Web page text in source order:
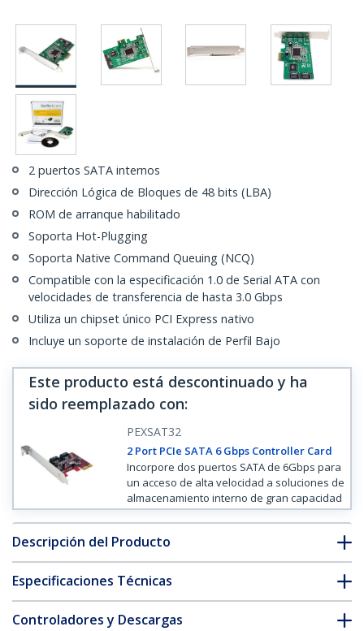
2 puertos SATA internos
Dirección Lógica de Bloques de 48 bits (LBA)
ROM de arranque habilitado
Soporta Hot-Plugging
Soporta Native Command Queuing (NCQ)
Compatible con la especificación 1.0 de Serial ATA con
velocidades de transferencia de hasta 3.0 Gbps
Utiliza un chipset único PCI Express nativo
Incluye un soporte de instalación de Perfil Bajo
Este producto está descontinuado y ha
sido reemplazado con:
PEXSAT32
2 Port PCIe SATA 6 Gbps Controller Card
Incorpore dos puertos SATA de 6Gbps para
un acceso de alta velocidad a soluciones de
almacenamiento interno de gran capacidad
Descripción del Producto
Especificaciones Técnicas
Controladores y Descargas